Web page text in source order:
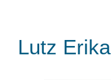
Lutz Erika